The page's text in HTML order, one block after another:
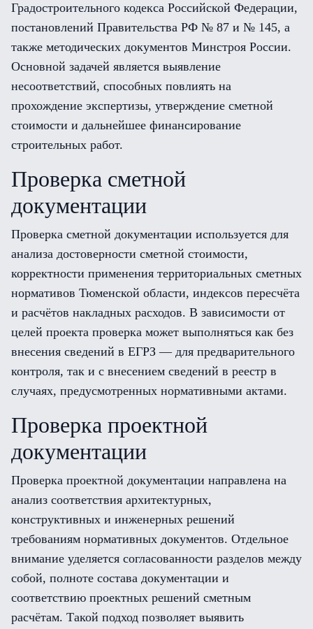
Градостроительного кодекса Российской Федерации,
постановлений Правительства РФ № 87 и № 145, а
также методических документов Минстроя России.
Основной задачей является выявление
несоответствий, способных повлиять на
прохождение экспертизы, утверждение сметной
стоимости и дальнейшее финансирование
строительных работ.
Проверка сметной
документации
Проверка сметной документации используется для
анализа достоверности сметной стоимости,
корректности применения территориальных сметных
нормативов Тюменской области, индексов пересчёта
и расчётов накладных расходов. В зависимости от
целей проекта проверка может выполняться как без
внесения сведений в ЕГРЗ — для предварительного
контроля, так и с внесением сведений в реестр в
случаях, предусмотренных нормативными актами.
Проверка проектной
документации
Проверка проектной документации направлена на
анализ соответствия архитектурных,
конструктивных и инженерных решений
требованиям нормативных документов. Отдельное
внимание уделяется согласованности разделов между
собой, полноте состава документации и
соответствию проектных решений сметным
расчётам. Такой подход позволяет выявить